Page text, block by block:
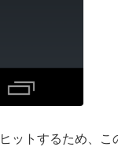
ットするため、